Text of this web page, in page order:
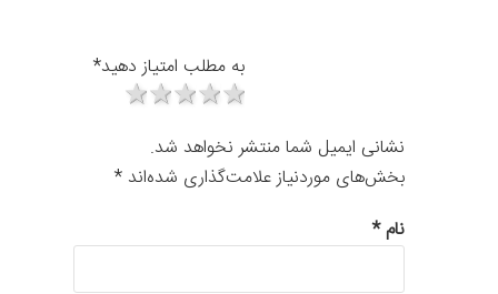
به مطلب امتیاز دهید*
5 stars
4 stars
3 stars
2 stars
نشانی ایمیل شما منتشر نخواهد شد.
بخش‌های موردنیاز علامت‌گذاری شده‌اند *
نام*